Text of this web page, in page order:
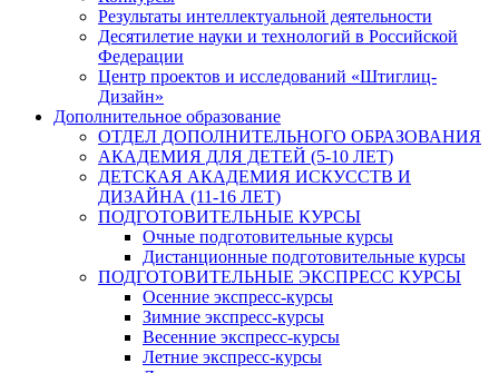
Результаты интеллектуальной деятельности
Десятилетие науки и технологий в Российской
Федерации
Центр проектов и исследований «Штиглиц-
Дизайн»
Дополнительное образование
ОТДЕЛ ДОПОЛНИТЕЛЬНОГО ОБРАЗОВАНИЯ
АКАДЕМИЯ ДЛЯ ДЕТЕЙ (5-10 ЛЕТ)
ДЕТСКАЯ АКАДЕМИЯ ИСКУССТВ И
ДИЗАЙНА (11-16 ЛЕТ)
ПОДГОТОВИТЕЛЬНЫЕ КУРСЫ
Очные подготовительные курсы
Дистанционные подготовительные курсы
ПОДГОТОВИТЕЛЬНЫЕ ЭКСПРЕСС КУРСЫ
Осенние экспресс-курсы
Зимние экспресс-курсы
Весенние экспресс-курсы
Летние экспресс-курсы